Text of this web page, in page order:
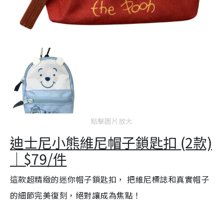
點擊圖片放大
迪士尼小熊維尼帽子鎖匙扣 (2款)
｜$79/件
這款超精緻的迷你帽子鎖匙扣， 把維尼標誌和真實帽子
的細節完美復刻，絕對讓成為焦點！